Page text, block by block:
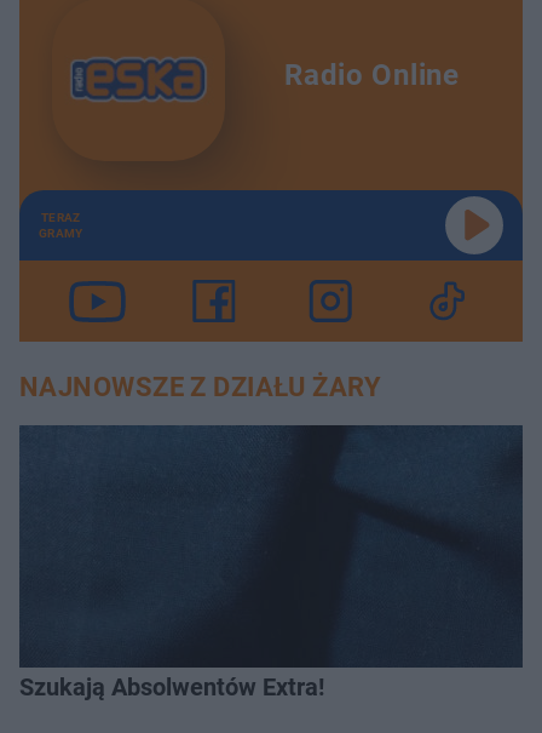
Radio Online
TERAZ
GRAMY
NAJNOWSZE Z DZIAŁU ŻARY
Szukają Absolwentów Extra!